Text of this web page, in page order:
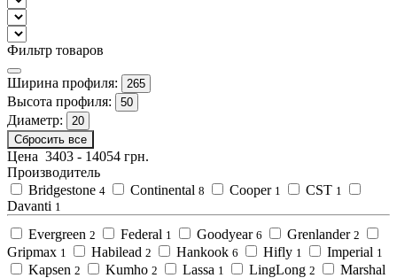
Фильтр товаров
Ширина профиля: 265
Высота профиля: 50
Диаметр:
20
Сбросить все
Цена 3403 - 14054 грн.
Производитель
Bridgestone 4 Continental 8 Cooper 1 CST 1
Davanti 1
Evergreen 2 Federal 1 Goodyear 6 Grenlander 2
Gripmax 1 Habilead 2 Hankook 6 Hifly 1 Imperial 1
Kapsen 2 Kumho 2 Lassa 1 LingLong 2 Marshal